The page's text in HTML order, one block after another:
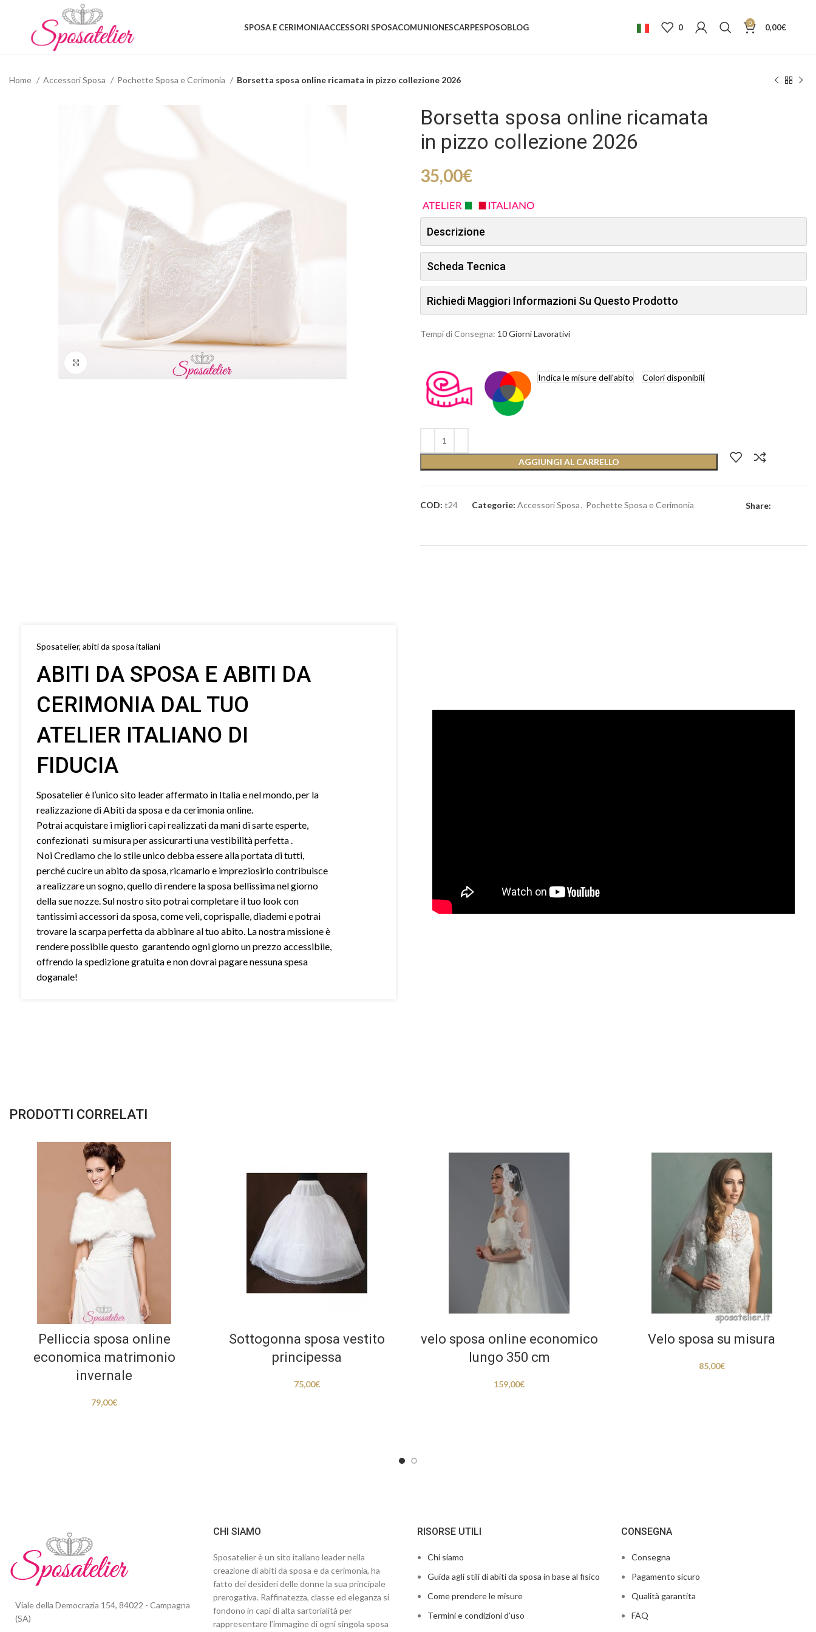
SPOSA E CERIMONIAACCESSORI SPOSACOMUNIONESCARPESPOSOBLOG 0 0 0,00€
Home Accessori Sposa Pochette Sposa e Cerimonia Borsetta sposa online ricamata in pizzo collezione 2026
Borsetta sposa online ricamata
in pizzo collezione 2026
35,00€
Descrizione
Scheda Tecnica
Richiedi Maggiori Informazioni Su Questo Prodotto
Tempi di Consegna: 10 Giorni Lavorativi
Indica le misure dell'abito Coloridisponibili
AGGIUNGI AL CARRELLO
COD: t24 Categorie: Accessori Sposa, Pochette Sposa e Cerimonia Share:
Sposatelier, abiti da sposa italiani
ABITI DA SPOSA E ABITI DA
CERIMONIA DAL TUO
ATELIER ITALIANO DI
FIDUCIA
Sposatelier è l’unico sito leader affermato in Italia e nel mondo, per la
realizzazione di Abiti da sposa e da cerimonia online.
Potrai acquistare i migliori capi realizzati da mani di sarte esperte,
confezionati su misura per assicurarti una vestibilità perfetta .
Noi Crediamo che lo stile unico debba essere alla portata di tutti,
perché cucire un abito da sposa, ricamarlo e impreziosirlo contribuisce
a realizzare un sogno, quello di rendere la sposa bellissima nel giorno
della sue nozze. Sul nostro sito potrai completare il tuo look con
tantissimi accessori da sposa, come veli, coprispalle, diademi e potrai
trovare la scarpa perfetta da abbinare al tuo abito. La nostra missione è
rendere possibile questo garantendo ogni giorno un prezzo accessibile,
offrendo la spedizione gratuita e non dovrai pagare nessuna spesa
doganale!
PRODOTTI CORRELATI
Pelliccia sposa online
economica matrimonio
invernale
79,00€
Sottogonna sposa vestito
principessa
75,00€
velo sposa online economico
lungo 350 cm
159,00€
Velo sposa su misura
85,00€
Viale della Democrazia 154, 84022 - Campagna
(SA)
CHI SIAMO
Sposatelier è un sito italiano leader nella
creazione di abiti da sposa e da cerimonia, ha
fatto dei desideri delle donne la sua principale
prerogativa. Raffinatezza, classe ed eleganza si
fondono in capi di alta sartorialità per
rappresentare l’immagine di ogni singola sposa
RISORSE UTILI
Chi siamo
Guida agli stili di abiti da sposa in base al fisico
Come prendere le misure
Termini e condizioni d’uso
CONSEGNA
Consegna
Pagamento sicuro
Qualità garantita
FAQ